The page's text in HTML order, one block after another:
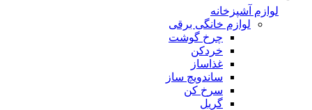
لوازم آشپزخانه
لوازم خانگی برقی
چرخ گوشت
خردکن
غذاساز
ساندویچ ساز
سرخ کن
گریل